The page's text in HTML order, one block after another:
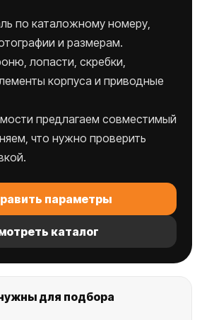
по каталожному номеру,
и размерам.
лопасти, скребки,
корпуса и приводные
предлагаем совместимый
что нужно проверить
параметры
каталог
для подбора